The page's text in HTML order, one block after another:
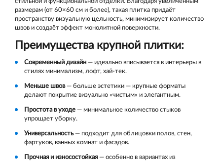
стильной и функциональной отделки. Благодаря увеличенным
размерам (от 60×60 см и более), такая плитка придаёт
пространству визуальную цельность, минимизирует количество
швов и создаёт эффект монолитной поверхности.
Преимущества крупной плитки:
Современный дизайн — идеально вписывается в интерьеры в
стилях минимализм, лофт, хай-тек.
Меньше швов— больше эстетики — крупные форматы
делают покрытие визуально «чистым» и элегантным.
Простота в уходе — минимальное количество стыков
упрощает уборку.
Универсальность— подходит для облицовки полов, стен,
фартуков, ванных комнат и фасадов.
Прочная и износостойкая — особенно в вариантах из